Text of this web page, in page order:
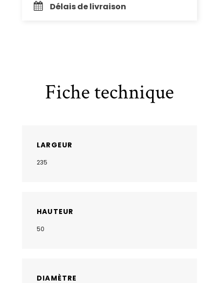
Délais de livraison
Fiche technique
LARGEUR
235
HAUTEUR
50
DIAMÈTRE